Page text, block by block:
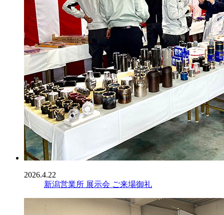
2026.4.22
新潟営業所 展示会 ご来場御礼